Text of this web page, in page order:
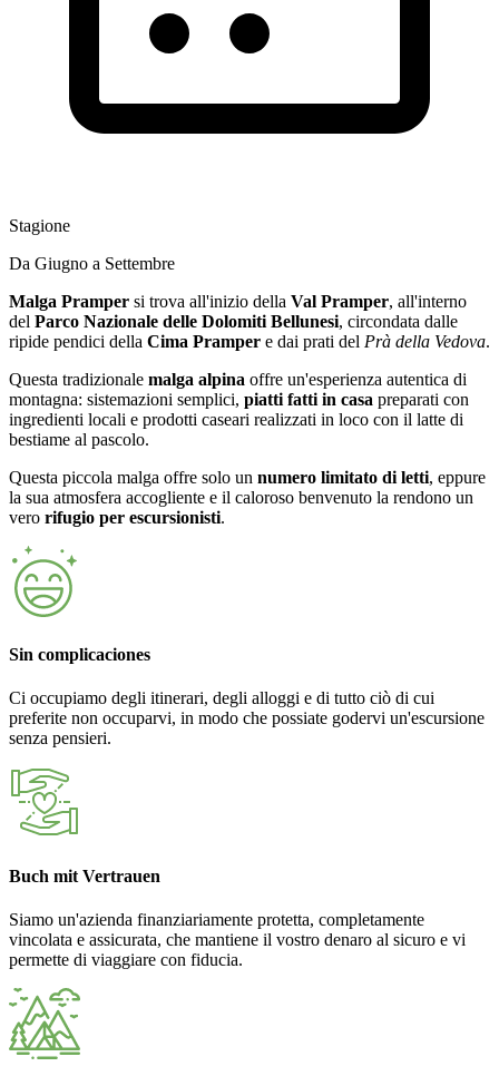
Stagione
Da Giugno a Settembre
Malga Pramper si trova all'inizio della Val Pramper, all'interno
del Parco Nazionale delle Dolomiti Bellunesi, circondata dalle
ripide pendici della Cima Pramper e dai prati del Prà della Vedova.
Questa tradizionale malga alpina offre un'esperienza autentica di
montagna: sistemazioni semplici, piatti fatti in casa preparati con
ingredienti locali e prodotti caseari realizzati in loco con il latte di
bestiame al pascolo.
Questa piccola malga offre solo un numero limitato di letti, eppure
la sua atmosfera accogliente e il caloroso benvenuto la rendono un
vero rifugio per escursionisti.
Sin complicaciones
Ci occupiamo degli itinerari, degli alloggi e di tutto ciò di cui
preferite non occuparvi, in modo che possiate godervi un'escursione
senza pensieri.
Buch mit Vertrauen
Siamo un'azienda finanziariamente protetta, completamente
vincolata e assicurata, che mantiene il vostro denaro al sicuro e vi
permette di viaggiare con fiducia.